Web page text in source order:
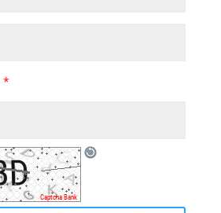
*